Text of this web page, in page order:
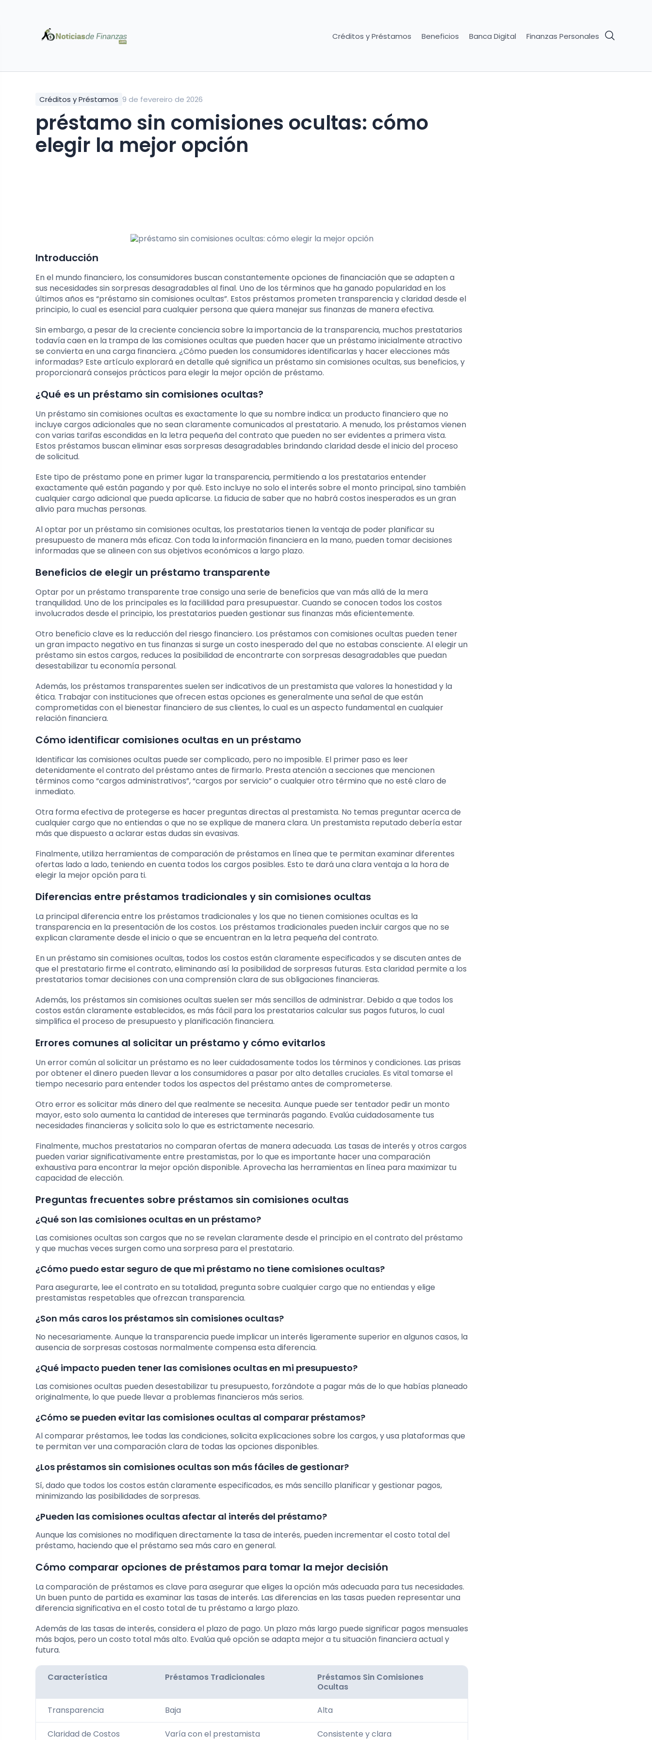
Créditos y Préstamos Beneficios Banca Digital Finanzas Personales
Créditos y Préstamos 9 de fevereiro de 2026
préstamo sin comisiones ocultas: cómo
elegir la mejor opción
Introducción
En el mundo financiero, los consumidores buscan constantemente opciones de financiación que se adapten a
sus necesidades sin sorpresas desagradables al final. Uno de los términos que ha ganado popularidad en los
últimos años es “préstamo sin comisiones ocultas”. Estos préstamos prometen transparencia y claridad desde el
principio, lo cual es esencial para cualquier persona que quiera manejar sus finanzas de manera efectiva.
Sin embargo, a pesar de la creciente conciencia sobre la importancia de la transparencia, muchos prestatarios
todavía caen en la trampa de las comisiones ocultas que pueden hacer que un préstamo inicialmente atractivo
se convierta en una carga financiera. ¿Cómo pueden los consumidores identificarlas y hacer elecciones más
informadas? Este artículo explorará en detalle qué significa un préstamo sin comisiones ocultas, sus beneficios, y
proporcionará consejos prácticos para elegir la mejor opción de préstamo.
¿Qué es un préstamo sin comisiones ocultas?
Un préstamo sin comisiones ocultas es exactamente lo que su nombre indica: un producto financiero que no
incluye cargos adicionales que no sean claramente comunicados al prestatario. A menudo, los préstamos vienen
con varias tarifas escondidas en la letra pequeña del contrato que pueden no ser evidentes a primera vista.
Estos préstamos buscan eliminar esas sorpresas desagradables brindando claridad desde el inicio del proceso
de solicitud.
Este tipo de préstamo pone en primer lugar la transparencia, permitiendo a los prestatarios entender
exactamente qué están pagando y por qué. Esto incluye no solo el interés sobre el monto principal, sino también
cualquier cargo adicional que pueda aplicarse. La fiducia de saber que no habrá costos inesperados es un gran
alivio para muchas personas.
Al optar por un préstamo sin comisiones ocultas, los prestatarios tienen la ventaja de poder planificar su
presupuesto de manera más eficaz. Con toda la información financiera en la mano, pueden tomar decisiones
informadas que se alineen con sus objetivos económicos a largo plazo.
Beneficios de elegir un préstamo transparente
Optar por un préstamo transparente trae consigo una serie de beneficios que van más allá de la mera
tranquilidad. Uno de los principales es la facililidad para presupuestar. Cuando se conocen todos los costos
involucrados desde el principio, los prestatarios pueden gestionar sus finanzas más eficientemente.
Otro beneficio clave es la reducción del riesgo financiero. Los préstamos con comisiones ocultas pueden tener
un gran impacto negativo en tus finanzas si surge un costo inesperado del que no estabas consciente. Al elegir un
préstamo sin estos cargos, reduces la posibilidad de encontrarte con sorpresas desagradables que puedan
desestabilizar tu economía personal.
Además, los préstamos transparentes suelen ser indicativos de un prestamista que valores la honestidad y la
ética. Trabajar con instituciones que ofrecen estas opciones es generalmente una señal de que están
comprometidas con el bienestar financiero de sus clientes, lo cual es un aspecto fundamental en cualquier
relación financiera.
Cómo identificar comisiones ocultas en un préstamo
Identificar las comisiones ocultas puede ser complicado, pero no imposible. El primer paso es leer
detenidamente el contrato del préstamo antes de firmarlo. Presta atención a secciones que mencionen
términos como “cargos administrativos”, “cargos por servicio” o cualquier otro término que no esté claro de
inmediato.
Otra forma efectiva de protegerse es hacer preguntas directas al prestamista. No temas preguntar acerca de
cualquier cargo que no entiendas o que no se explique de manera clara. Un prestamista reputado debería estar
más que dispuesto a aclarar estas dudas sin evasivas.
Finalmente, utiliza herramientas de comparación de préstamos en línea que te permitan examinar diferentes
ofertas lado a lado, teniendo en cuenta todos los cargos posibles. Esto te dará una clara ventaja a la hora de
elegir la mejor opción para ti.
Diferencias entre préstamos tradicionales y sin comisiones ocultas
La principal diferencia entre los préstamos tradicionales y los que no tienen comisiones ocultas es la
transparencia en la presentación de los costos. Los préstamos tradicionales pueden incluir cargos que no se
explican claramente desde el inicio o que se encuentran en la letra pequeña del contrato.
En un préstamo sin comisiones ocultas, todos los costos están claramente especificados y se discuten antes de
que el prestatario firme el contrato, eliminando así la posibilidad de sorpresas futuras. Esta claridad permite a los
prestatarios tomar decisiones con una comprensión clara de sus obligaciones financieras.
Además, los préstamos sin comisiones ocultas suelen ser más sencillos de administrar. Debido a que todos los
costos están claramente establecidos, es más fácil para los prestatarios calcular sus pagos futuros, lo cual
simplifica el proceso de presupuesto y planificación financiera.
Errores comunes al solicitar un préstamo y cómo evitarlos
Un error común al solicitar un préstamo es no leer cuidadosamente todos los términos y condiciones. Las prisas
por obtener el dinero pueden llevar a los consumidores a pasar por alto detalles cruciales. Es vital tomarse el
tiempo necesario para entender todos los aspectos del préstamo antes de comprometerse.
Otro error es solicitar más dinero del que realmente se necesita. Aunque puede ser tentador pedir un monto
mayor, esto solo aumenta la cantidad de intereses que terminarás pagando. Evalúa cuidadosamente tus
necesidades financieras y solicita solo lo que es estrictamente necesario.
Finalmente, muchos prestatarios no comparan ofertas de manera adecuada. Las tasas de interés y otros cargos
pueden variar significativamente entre prestamistas, por lo que es importante hacer una comparación
exhaustiva para encontrar la mejor opción disponible. Aprovecha las herramientas en línea para maximizar tu
capacidad de elección.
Preguntas frecuentes sobre préstamos sin comisiones ocultas
¿Qué son las comisiones ocultas en un préstamo?
Las comisiones ocultas son cargos que no se revelan claramente desde el principio en el contrato del préstamo
y que muchas veces surgen como una sorpresa para el prestatario.
¿Cómo puedo estar seguro de que mi préstamo no tiene comisiones ocultas?
Para asegurarte, lee el contrato en su totalidad, pregunta sobre cualquier cargo que no entiendas y elige
prestamistas respetables que ofrezcan transparencia.
¿Son más caros los préstamos sin comisiones ocultas?
No necesariamente. Aunque la transparencia puede implicar un interés ligeramente superior en algunos casos, la
ausencia de sorpresas costosas normalmente compensa esta diferencia.
¿Qué impacto pueden tener las comisiones ocultas en mi presupuesto?
Las comisiones ocultas pueden desestabilizar tu presupuesto, forzándote a pagar más de lo que habías planeado
originalmente, lo que puede llevar a problemas financieros más serios.
¿Cómo se pueden evitar las comisiones ocultas al comparar préstamos?
Al comparar préstamos, lee todas las condiciones, solicita explicaciones sobre los cargos, y usa plataformas que
te permitan ver una comparación clara de todas las opciones disponibles.
¿Los préstamos sin comisiones ocultas son más fáciles de gestionar?
Sí, dado que todos los costos están claramente especificados, es más sencillo planificar y gestionar pagos,
minimizando las posibilidades de sorpresas.
¿Pueden las comisiones ocultas afectar al interés del préstamo?
Aunque las comisiones no modifiquen directamente la tasa de interés, pueden incrementar el costo total del
préstamo, haciendo que el préstamo sea más caro en general.
Cómo comparar opciones de préstamos para tomar la mejor decisión
La comparación de préstamos es clave para asegurar que eliges la opción más adecuada para tus necesidades.
Un buen punto de partida es examinar las tasas de interés. Las diferencias en las tasas pueden representar una
diferencia significativa en el costo total de tu préstamo a largo plazo.
Además de las tasas de interés, considera el plazo de pago. Un plazo más largo puede significar pagos mensuales
más bajos, pero un costo total más alto. Evalúa qué opción se adapta mejor a tu situación financiera actual y
futura.
Característica Préstamos Tradicionales
Préstamos Sin Comisiones
Ocultas
Transparencia Baja Alta
Claridad de Costos Varía con el prestamista Consistente y clara